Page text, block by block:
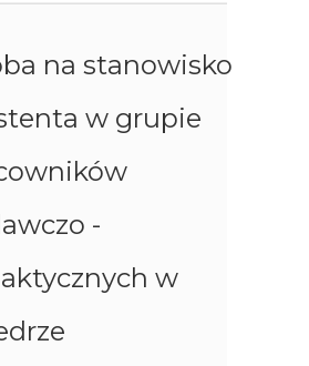
na stanowisko
w grupie
-
w